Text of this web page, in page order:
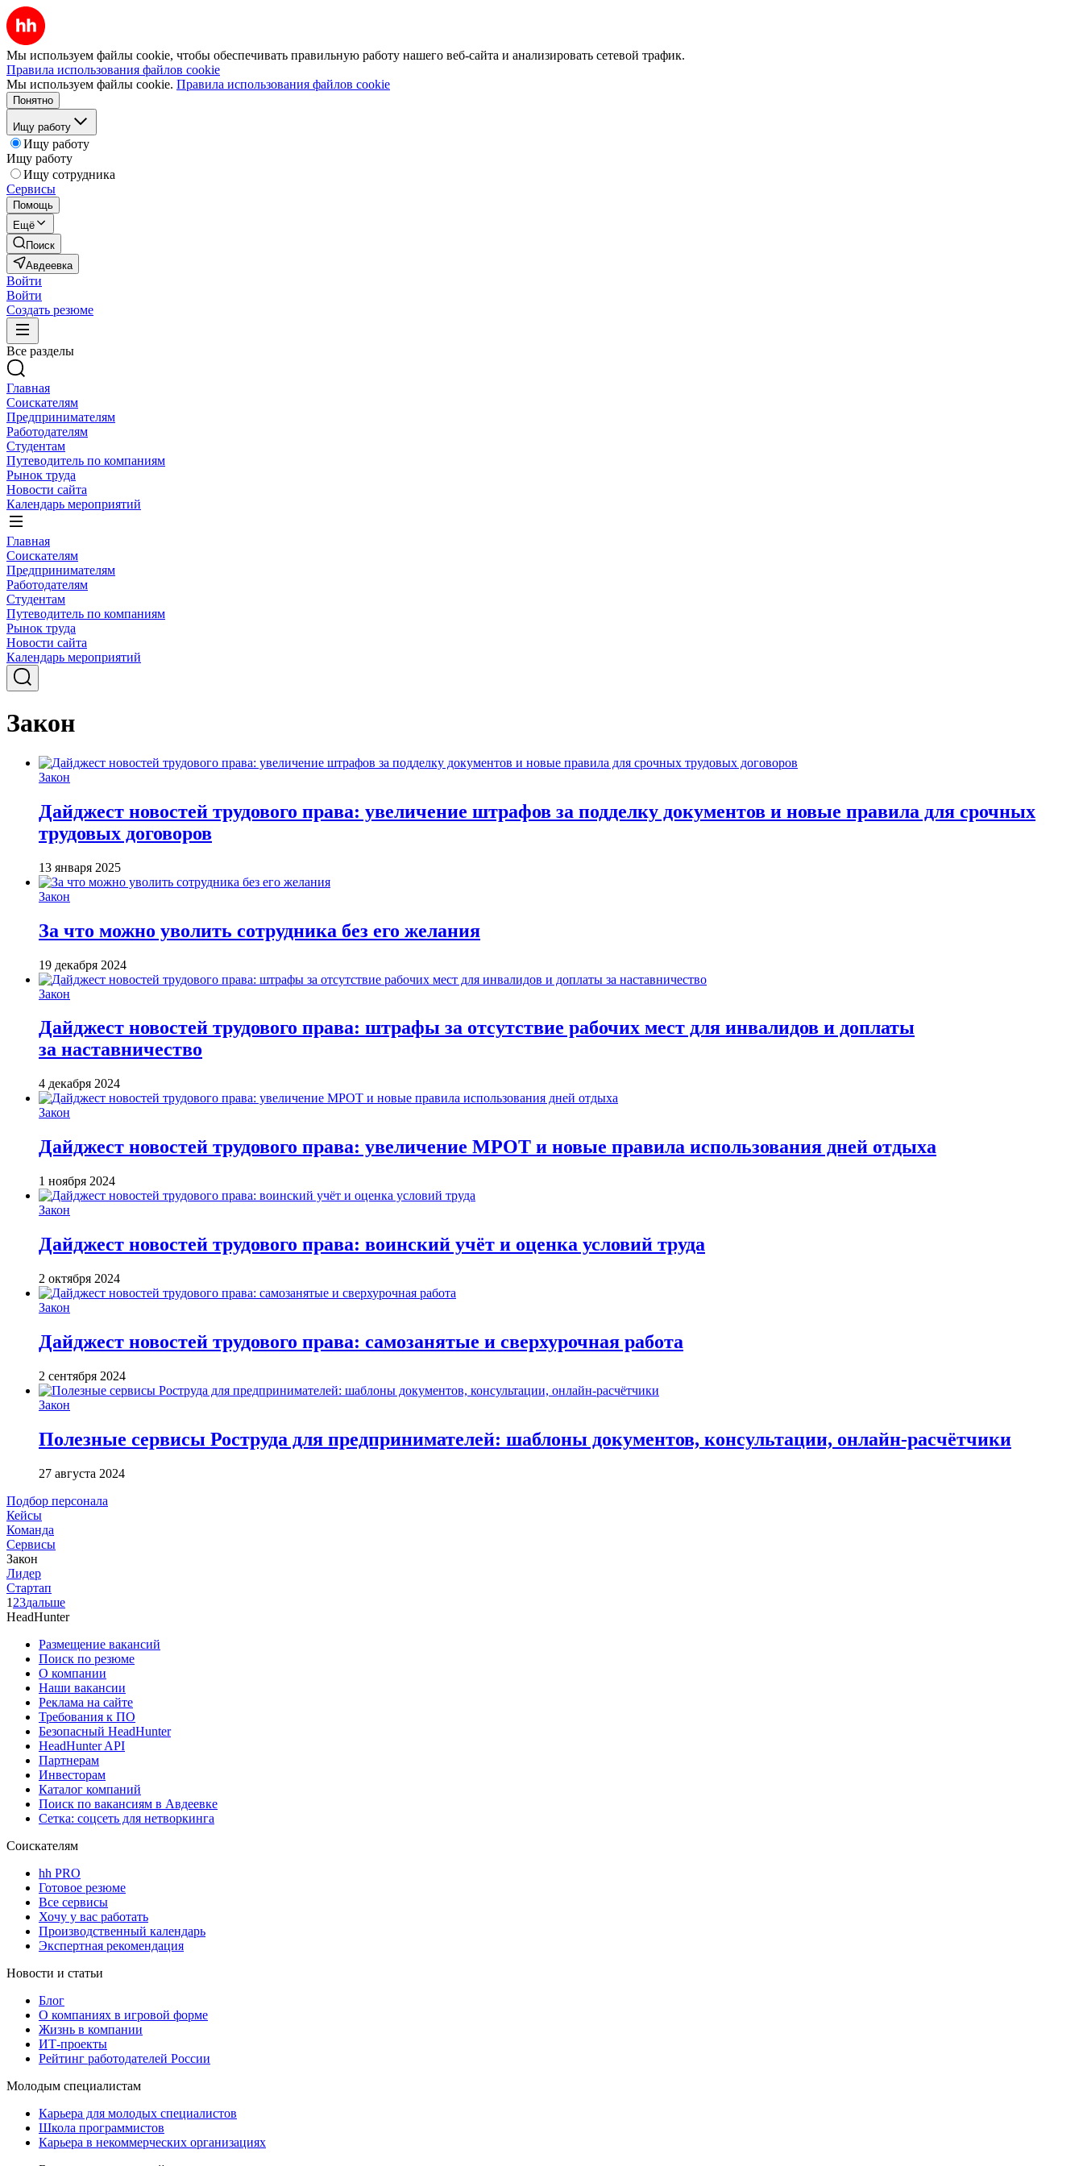
Мы используем файлы cookie, чтобы обеспечивать правильную работу нашего веб-сайта и анализировать сетевой трафик.
Правила использования файлов cookie
Мы используем файлы cookie. Правила использования файлов cookie
Понятно
Ищу работу
Ищу работу
Ищу работу
Ищу сотрудника
Сервисы
Помощь
Ещё
Поиск
Авдеевка
Войти
Войти
Создать резюме
Все разделы
Главная
Соискателям
Предпринимателям
Работодателям
Студентам
Путеводитель по компаниям
Рынок труда
Новости сайта
Календарь мероприятий
Главная
Соискателям
Предпринимателям
Работодателям
Студентам
Путеводитель по компаниям
Рынок труда
Новости сайта
Календарь мероприятий
Закон
Закон
Дайджест новостей трудового права: увеличение штрафов за подделку документов и новые правила для срочных
трудовых договоров
13 января 2025
Закон
За что можно уволить сотрудника без его желания
19 декабря 2024
Закон
Дайджест новостей трудового права: штрафы за отсутствие рабочих мест для инвалидов и доплаты
за наставничество
4 декабря 2024
Закон
Дайджест новостей трудового права: увеличение МРОТ и новые правила использования дней отдыха
1 ноября 2024
Закон
Дайджест новостей трудового права: воинский учёт и оценка условий труда
2 октября 2024
Закон
Дайджест новостей трудового права: самозанятые и сверхурочная работа
2 сентября 2024
Закон
Полезные сервисы Роструда для предпринимателей: шаблоны документов, консультации, онлайн-расчётчики
27 августа 2024
Подбор персонала
Кейсы
Команда
Сервисы
Закон
Лидер
Стартап
1 23дальше
HeadHunter
Размещение вакансий
Поиск по резюме
О компании
Наши вакансии
Реклама на сайте
Требования к ПО
Безопасный HeadHunter
HeadHunter API
Партнерам
Инвесторам
Каталог компаний
Поиск по вакансиям в Авдеевке
Сетка: соцсеть для нетворкинга
Соискателям
hh PRO
Готовое резюме
Все сервисы
Хочу у вас работать
Производственный календарь
Экспертная рекомендация
Новости и статьи
Блог
О компаниях в игровой форме
Жизнь в компании
ИТ-проекты
Рейтинг работодателей России
Молодым специалистам
Карьера для молодых специалистов
Школа программистов
Карьера в некоммерческих организациях